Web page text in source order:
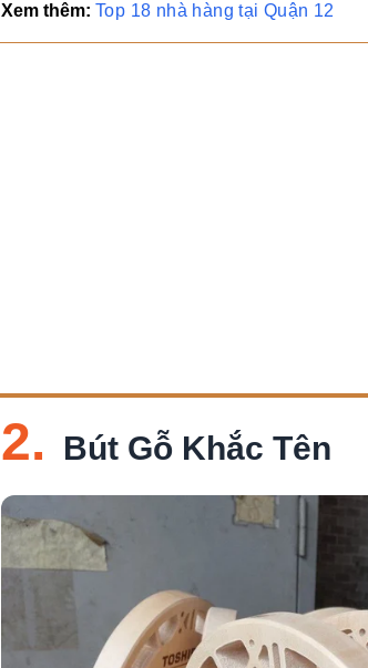
Xem thêm: Top 18 nhà hàng tại Quận 12
2. Bút Gỗ Khắc Tên